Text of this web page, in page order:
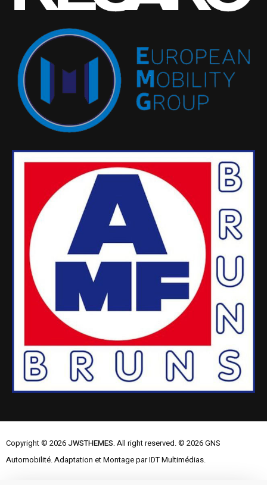
Copyright © 2026JWSTHEMES. All right reserved. © 2026 GNS
Automobilité. Adaptation et Montage par IDT Multimédias.